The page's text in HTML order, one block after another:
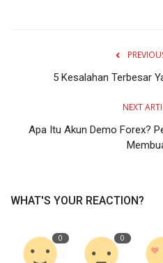
5 Kesalahan Terbesar
NEXT
Apa Itu Akun Demo Forex?
WHAT'S YOUR REACTION?
0 0